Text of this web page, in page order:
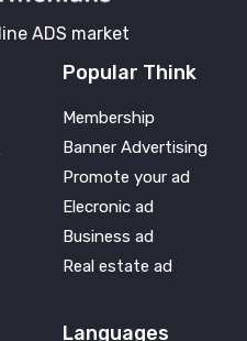
ADS market
Popular Think
Membership
Banner Advertising
Promote your ad
Elecronic ad
Business ad
Real estate ad
Languages